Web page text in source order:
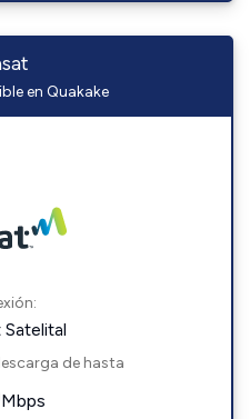
en Quakake
de hasta
Mbps